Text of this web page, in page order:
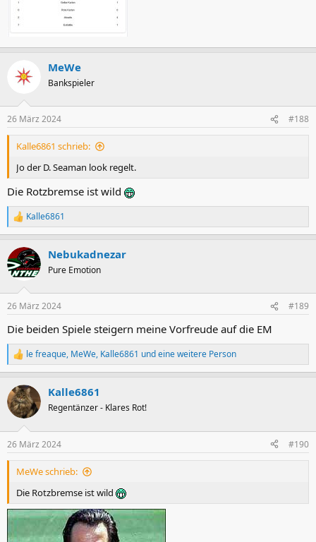
MeWe
Bankspieler
26 März 2024 #188
Kalle6861 schrieb:
Jo der D. Seaman look regelt.
Die Rotzbremse ist wild
R
e
k
t
i
n
e
n
:
Kalle6861
Nebukadnezar
Pure Emotion
26 März 2024 #189
Die beiden Spiele steigern meine Vorfreude auf die EM
R
e
k
t
i
e
n
le freaque, MeWe, Kalle6861 und eine weitere Person
Kalle6861
Regentänzer - Klares Rot!
26 März 2024 #190
MeWe schrieb:
Die Rotzbremse ist wild